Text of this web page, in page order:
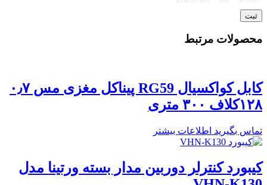
محصولات مرتبط
کابل کواکسیال RG59 پیناکل مغزی مس ۰٫۷
۱۲۸کلاف ۳۰۰ متری
تماس بگیرید اطلاعات بیشتر
کیبورد کنترلر دوربین مدار بسته ورتینا مدل